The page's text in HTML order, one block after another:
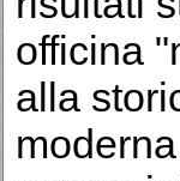
officina
alla